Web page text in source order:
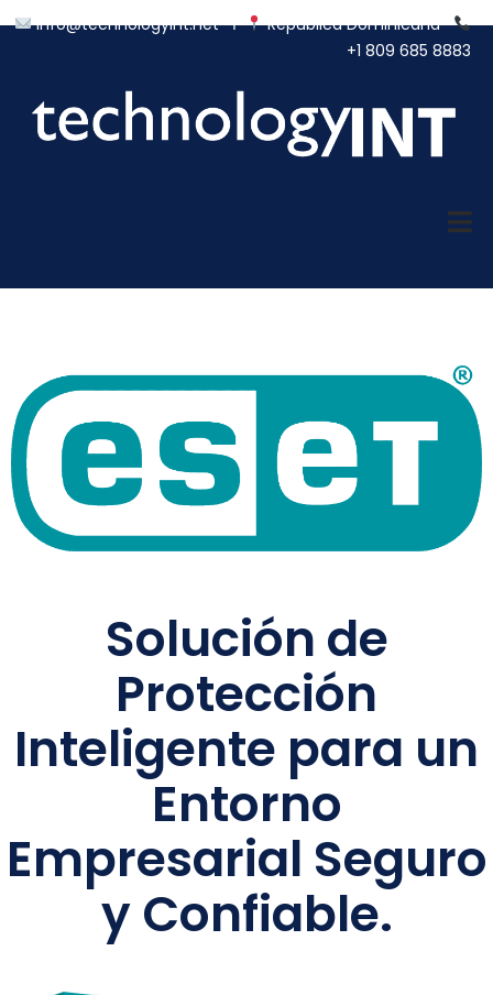
info@technologyint.netΙ
República Dominicana
+1 809 685 8883
Solución de
Protección
Inteligente para un
Entorno
Empresarial Seguro
y Confiable.